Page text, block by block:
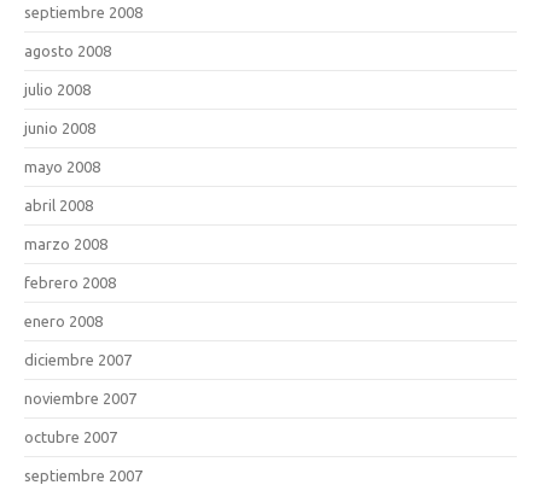
septiembre 2008
agosto 2008
julio 2008
junio 2008
mayo 2008
abril 2008
marzo 2008
febrero 2008
enero 2008
diciembre 2007
noviembre 2007
octubre 2007
septiembre 2007